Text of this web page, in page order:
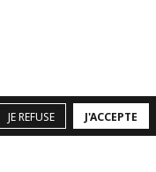
JE REFUSE J'ACCEPTE